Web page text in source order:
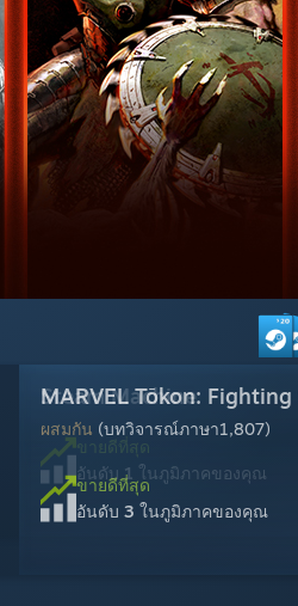
Steam Machine
ขายดีที่สุด
อันดับ 1 ในภูมิภาคของคุณ
MARVEL Tōkon: Fighting
ผสมกัน (บทวิจารณ์ภาษา1,807)
ขายดีที่สุด
อันดับ 3 ในภูมิภาคของคุณ
Counter-Strike 2
แง่บวกเป็นอย่างมาก(บทวิจารณ์ภาษ
ขายดีที่สุด
อันดับ 4 ในภูมิภาคของคุณ
Cyberpunk 2077
แง่บวกเป็นอย่างมาก(บทวิจารณ์ภาษ
ขายดีที่สุด
อันดับ 15ในภูมิภาคของคุณ
Warframe
แง่บวกเป็นอย่างมาก(บทวิจารณ์ภาษ
ขายดีที่สุด
อันดับ 14ในภูมิภาคของคุณ
Tom Clancy's Rainbow
แง่บวกเป็นอย่างมาก(บทวิจารณ์ภาษ
ขายดีที่สุด
อันดับ 20ในภูมิภาคของคุณ
Wuthering Waves
แง่บวกเป็นอย่างมาก(บทวิจารณ์ภาษ
ขายดีที่สุด
อันดับ 27ในภูมิภาคของคุณ
Dead by Daylight
แง่บวกเป็นอย่างมาก(บทวิจารณ์ภาษ
ขายดีที่สุด
อันดับ 19ในภูมิภาคของคุณ
Tom Clancy's Ghost
แง่บวกเป็นอย่างมาก(บทวิจารณ์ภาษ
ขายดีที่สุด
อันดับ 21ในภูมิภาคของคุณ
Escape from Tarkov
ผสมกัน (บทวิจารณ์ภาษา315)
ขายดีที่สุด
อันดับ 22ในภูมิภาคของคุณ
Palworld
แง่บวกเป็นอย่างยิ่ง(บทวิจารณ์ภาษา
ขายดีที่สุด
อันดับ 13ในภูมิภาคของคุณ
Marvel Rivals
ผสมกัน (บทวิจารณ์ภาษา1,415)
ขายดีที่สุด
อันดับ 5 ในภูมิภาคของคุณ